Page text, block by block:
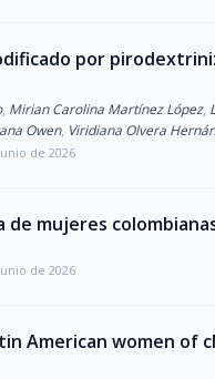
por
, Mirian Carolina Martínez López,
Owen, Viridiana Olvera
de 2026
mujeres
de 2026
American women of